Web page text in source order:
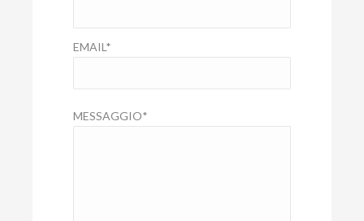
EMAIL *
MESSAGGIO*